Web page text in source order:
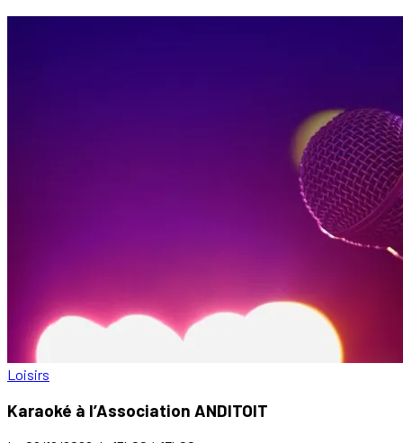
Loisirs
Karaoké à l’Association ANDITOIT